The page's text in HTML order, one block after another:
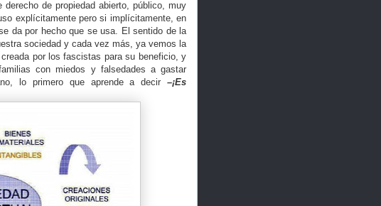
de propiedad abierto, público, muy
explícitamente pero si implícitamente, en
da por hecho que se usa. El sentido de la
sociedad y cada vez más, ya vemos la
por los fascistas para su beneficio, y
con miedos y falsedades a gastar
lo primero que aprende a decir –¡Es